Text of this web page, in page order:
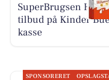
SuperBrugsen
tilbud på Kinder
kasse
SPONSORERET